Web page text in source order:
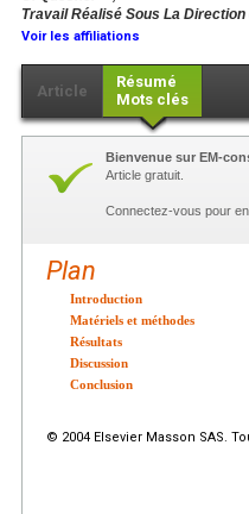
Travail Réalisé Sous La Direction
Voir les affiliations
Article
Résumé
Mots clés
Bienvenue sur EM-
Article gratuit.
Connectez-vous pour
Plan
Introduction
Matériels et méthodes
Résultats
Discussion
Conclusion
© 2004 Elsevier Masson SAS.